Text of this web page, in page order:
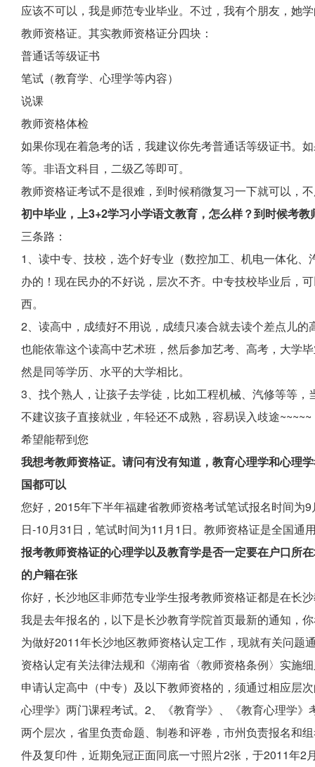
应该不可以，我是师范专业毕业。不过，我有个朋友，她
教师资格证。其实教师资格证分四块：
普通话等级证书
笔试（教育学、心理学等内容）
说课
教师资格体检
如果你现在着急考的话，我建议你先考普通话等级证书。
等。非语文科目，二级乙等即可。
教师资格证考试不是很难，到时候稍微复习一下就可以，
初中毕业，上3+2学习小学语文教育，怎么样？到时候考教
三条路：
1、读中专、技校，选个好专业（数控加工、机电一体化
办的！现在民办的不好说，层次不齐。中专技校毕业后，
西。
2、读高中，成绩好不用说，成绩只凑合就去读个差点儿
也能依靠这个读高中艺术班，然后参加艺考、高考，大学
然是同等学历、水平的大学相比。
3、找个熟人，让孩子去学徒，比如工程机械、汽修等等
不建议孩子直接就业，年轻还不成熟，容易误入歧途~~~~~
希望能帮到您
我想考教师资格证。请问有没有知道，教育心理学和心理
国都可以
您好，2015年下半年福建省教师资格考试笔试报名时间
日-10月31日，笔试时间为11月1日。教师资格证是全国通
报考教师资格证的心理学以及教育学是否一定要在户口所
的户籍在张
你好，长沙地区非师范专业学生报考教师资格证都是在长
我是去年报名的，以下是长沙教育学院首页最新的通知，
为做好2011年长沙地区教师资格认定工作，现就有关问题
资格认定有关法律法规和《湖南省〈教师资格条例〉实施
申请认定高中（中专）及以下教师资格的，须通过相应层
心理学》两门课程考试。2、《教育学》、《教育心理学
两个层次，省里负责命题、制卷和评卷，市州负责报名和
件及复印件，近期免冠正面同底一寸照片2张，于2011年2